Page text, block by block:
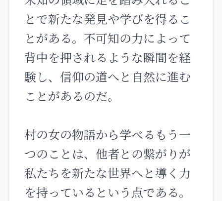
とで新たな発見や学びを得るこ
とがある。不可知の力によって
背中を押されるような瞬間を経
験し、信仰の道へと自然に進む
ことがあるのだ。
村の女の物語から学べるもう一
つのことは、他者との繋がりが
私たちを新たな世界へと導く力
を持っているという点である。